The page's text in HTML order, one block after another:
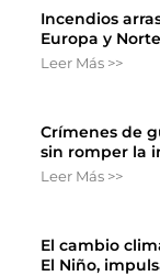
Incendios
Europa y
Leer Más >>
Crímenes de
sin romper la
Leer Más >>
El cambio
El Niño,